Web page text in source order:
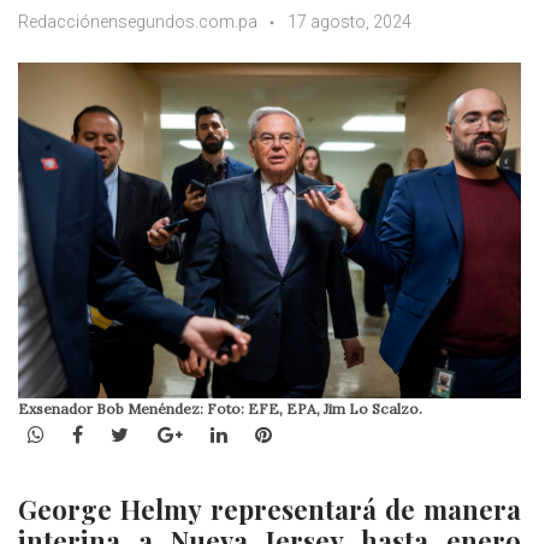
Redacciónensegundos.com.pa 17 agosto, 2024
Exsenador Bob Menéndez: Foto: EFE, EPA, Jim Lo Scalzo.
WhatsApp
Facebook
TwitterGoogle+LinkedInPinterest
George Helmy representará de manera